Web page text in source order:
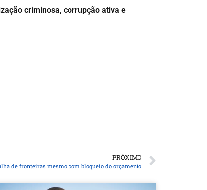
criminosa, corrupção ativa e
PRÓXIMO
de fronteiras mesmo com bloqueio do orçamento